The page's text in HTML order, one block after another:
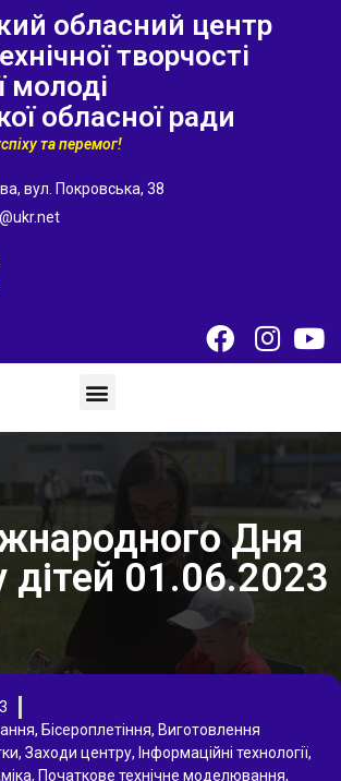
обласний центр
творчості
молоді
обласної ради
та перемог!
вул. Покровська, 38
Дня
дітей 01.06.2023
, Бісероплетіння, Виготовлення
, Заходи центру, Інформаційні технології,
, Початкове технічне моделювання,